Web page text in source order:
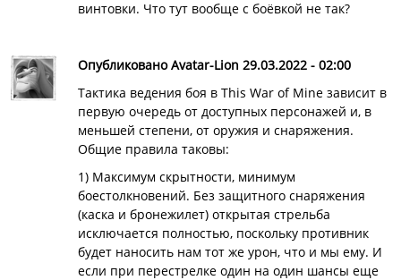
винтовки. Что тут вообще с боёвкой не так?
Опубликовано Avatar-Lion 29.03.2022 - 02:00
Тактика ведения боя в This War of Mine зависит в
первую очередь от доступных персонажей и, в
меньшей степени, от оружия и снаряжения.
Общие правила таковы:
1) Максимум скрытности, минимум
боестолкновений. Без защитного снаряжения
(каска и бронежилет) открытая стрельба
исключается полностью, поскольку противник
будет наносить нам тот же урон, что и мы ему. И
если при перестрелке один на один шансы еще